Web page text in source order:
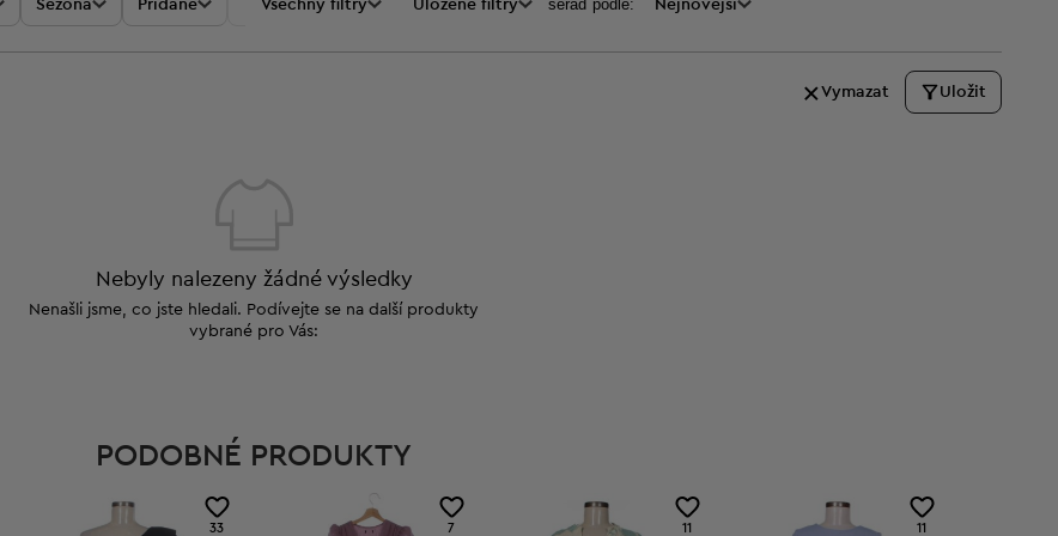
Sezóna Přidané Akce Cena
Všechny filtry Uložené filtry seraď podle: Nejnovější
Vymazat Uložit
Nebyly nalezeny žádné výsledky
Nenašli jsme, co jste hledali. Podívejte se na další produkty
vybrané pro Vás:
PODOBNÉ PRODUKTY
33 7 11 11